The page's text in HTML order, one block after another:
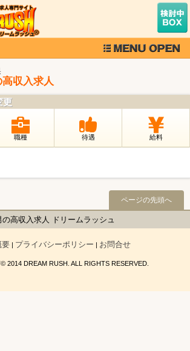
収入求人
更
職種 待遇 給料
ページの先頭へ
の高収入求人 ドリームラッシュ
要 | プライバシーポリシー | お問合せ
2014 DREAM RUSH. ALL RIGHTS RESERVED.